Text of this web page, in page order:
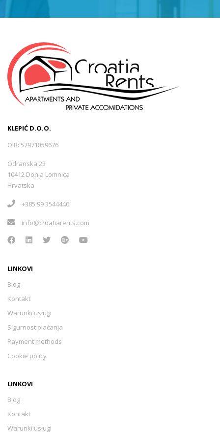
KLEPIĆ D.O.O.
OIB: 57971859676
Odranska 23
10412 Donja Lomnica
Hrvatska
+385 99 3544440
info@croatiarents.com
LINKOVI
Blog
Kontakt
Warunki usługi
Sigurnost plaćanja
Payment methods
Cookie policy
LINKOVI
Blog
Kontakt
Warunki usługi